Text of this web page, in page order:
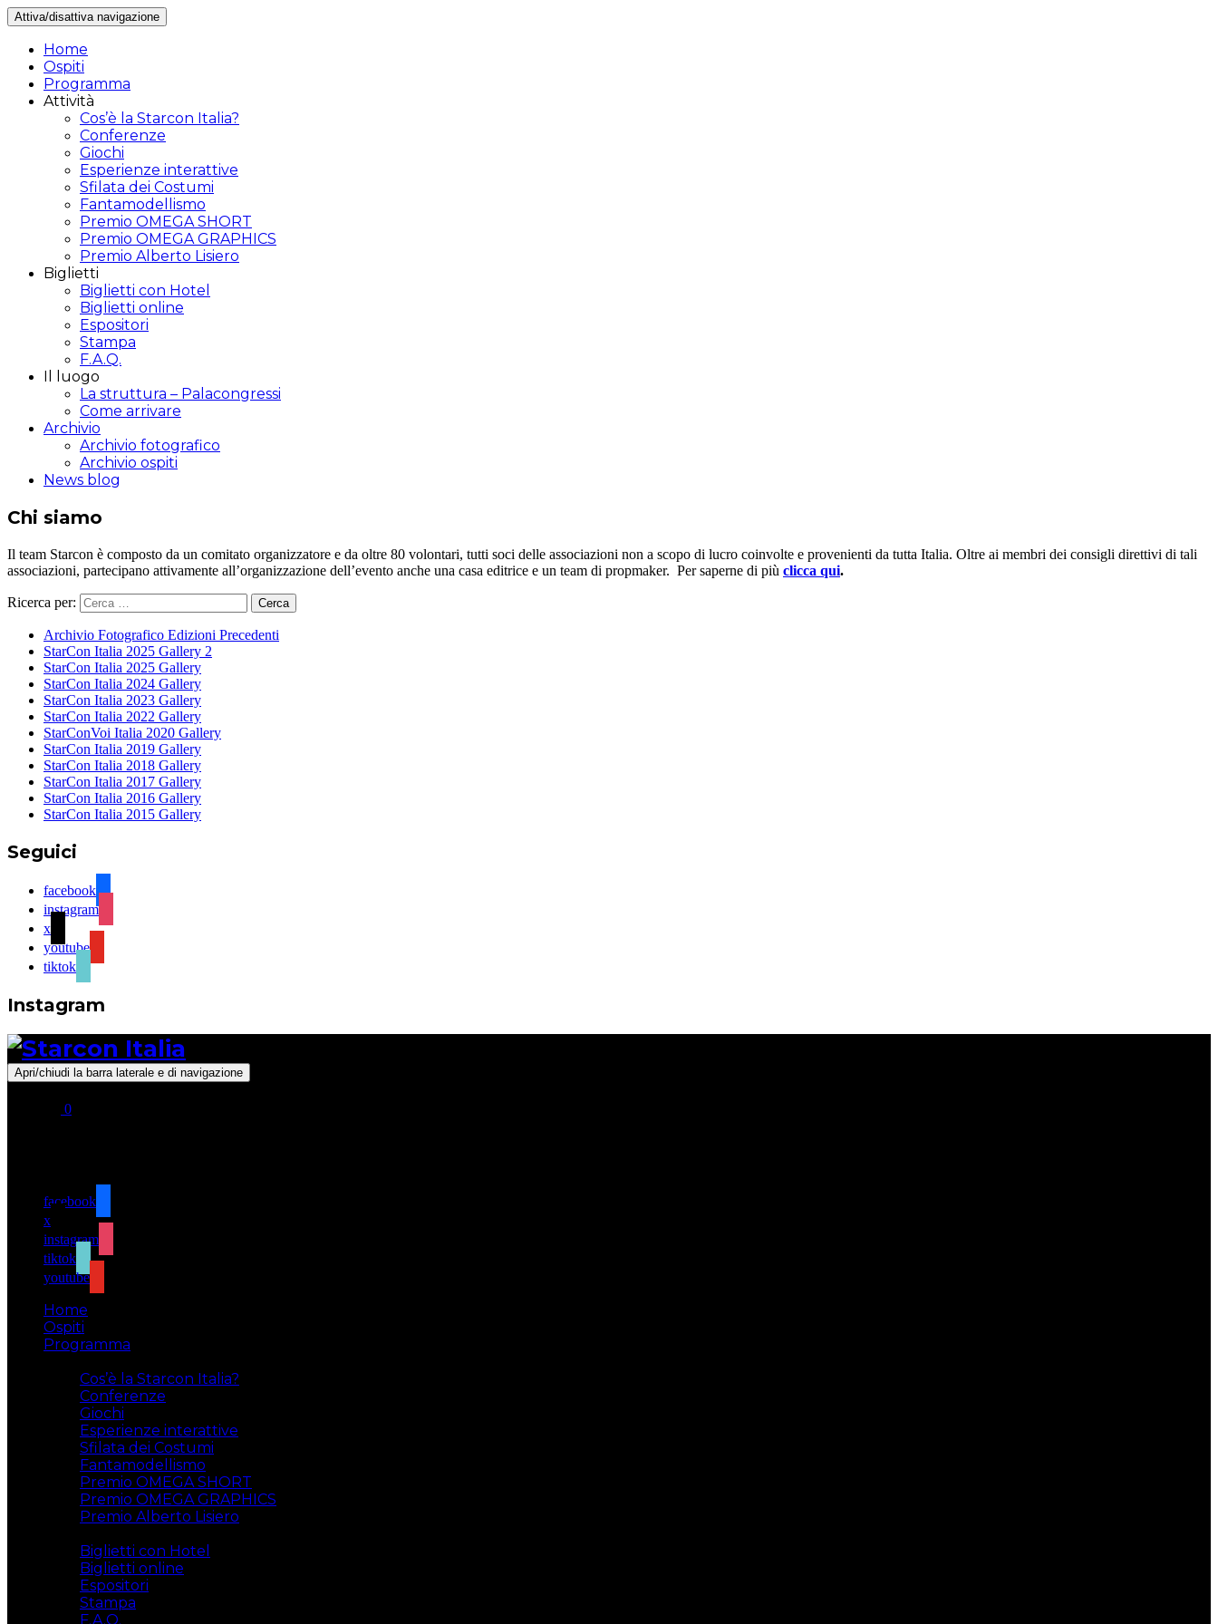
Attiva/disattiva navigazione
Home
Ospiti
Programma
Attività
Cos’è la Starcon Italia?
Conferenze
Giochi
Esperienze interattive
Sfilata dei Costumi
Fantamodellismo
Premio OMEGA SHORT
Premio OMEGA GRAPHICS
Premio Alberto Lisiero
Biglietti
Biglietti con Hotel
Biglietti online
Espositori
Stampa
F.A.Q.
Il luogo
La struttura – Palacongressi
Come arrivare
Archivio
Archivio fotografico
Archivio ospiti
News blog
Chi siamo
Il team Starcon è composto da un comitato organizzatore e da oltre 80 volontari, tutti soci delle associazioni non a scopo di lucro coinvolte e provenienti da tutta Italia. Oltre ai membri dei consigli direttivi di tali
associazioni, partecipano attivamente all’organizzazione dell’evento anche una casa editrice e un team di propmaker. Per saperne di più clicca qui.
Ricerca per:
Archivio Fotografico Edizioni Precedenti
StarCon Italia 2025 Gallery 2
StarCon Italia 2025 Gallery
StarCon Italia 2024 Gallery
StarCon Italia 2023 Gallery
StarCon Italia 2022 Gallery
StarConVoi Italia 2020 Gallery
StarCon Italia 2019 Gallery
StarCon Italia 2018 Gallery
StarCon Italia 2017 Gallery
StarCon Italia 2016 Gallery
StarCon Italia 2015 Gallery
Seguici
facebook
instagram
x
youtube
tiktok
Instagram
Apri/chiudi la barra laterale e di navigazione
0
facebook
x
instagram
tiktok
youtube
Home
Ospiti
Programma
Cos’è la Starcon Italia?
Conferenze
Giochi
Esperienze interattive
Sfilata dei Costumi
Fantamodellismo
Premio OMEGA SHORT
Premio OMEGA GRAPHICS
Premio Alberto Lisiero
Biglietti con Hotel
Biglietti online
Espositori
Stampa
F.A.Q.